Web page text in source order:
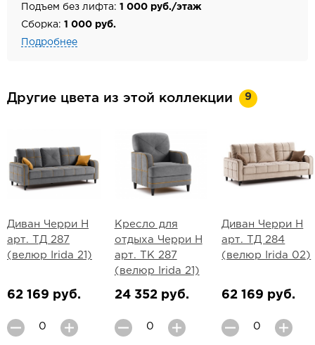
Подъем без лифта: 1 000 руб./этаж
Сборка: 1 000 руб.
Подробнее
Другие цвета из этой коллекции 9
Диван Черри Н
арт. ТД 287
(велюр Irida 21)
62 169 руб.
Кресло для
отдыха Черри Н
арт. ТК 287
(велюр Irida 21)
24 352 руб.
Диван Черри Н
арт. ТД 284
(велюр Irida 02)
62 169 руб.